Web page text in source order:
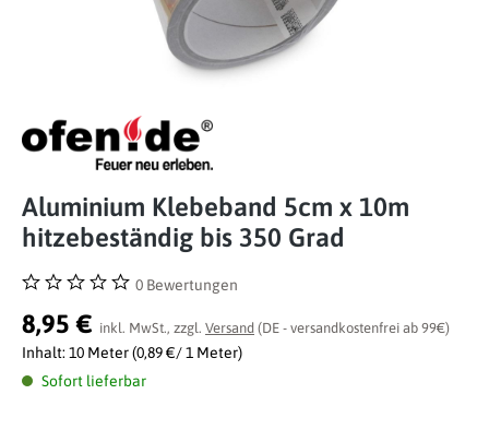
Aluminium Klebeband 5cm x 10m
hitzebeständig bis 350 Grad
Durchschnittliche Bewertung von 0 von 5 Sternen
0 Bewertungen
8,95 € inkl. MwSt., zzgl. Versand (DE - versandkostenfrei ab 99€)
Inhalt: 10 Meter(0,89 €/ 1 Meter)
Sofort lieferbar